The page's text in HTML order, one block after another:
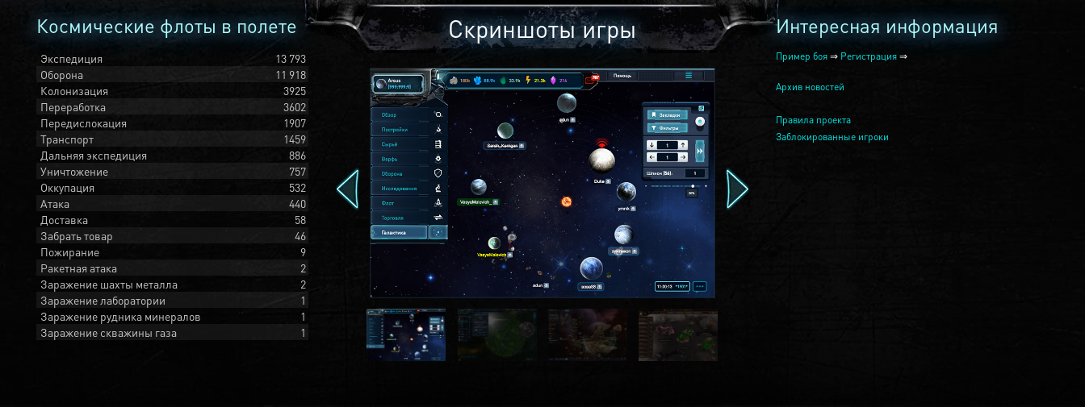
Космические флоты в полете
Экспедиция
13 793
Оборона
11 918
Колонизация
3925
Переработка
3602
Передислокация
1907
Транспорт
1459
Дальняя экспедиция
886
Уничтожение
757
Оккупация
532
Атака
440
Доставка
58
Забрать товар
46
Пожирание
9
Ракетная атака
2
Заражение шахты металла
2
Заражение лаборатории
1
Заражение рудника минералов
1
Заражение скважины газа
1
Скриншоты игры Интересная информация
Пример боя ⇒ Регистрация ⇒
Архив новостей
Правила проекта
Заблокированные игроки